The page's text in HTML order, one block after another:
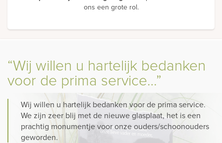
ons een grote rol.
“Wij willen u hartelijk bedanken
voor de prima service…”
Wij willen u hartelijk bedanken voor de prima service.
We zijn zeer blij met de nieuwe glasplaat, het is een
prachtig monumentje voor onze ouders/schoonouders
geworden.